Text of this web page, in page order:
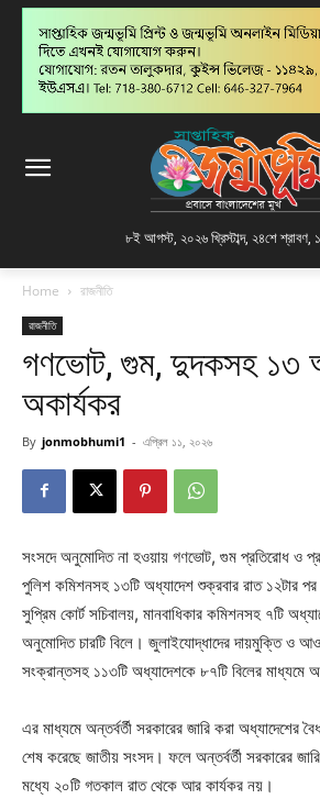
৮ই আগস্ট, ২০২৬ খ্রিস্টাব্দ, ২৪শে শ্রাবণ,
Home রাজনীতি
রাজনীতি
গণভোট, গুম, দুদকসহ ১৩
অকার্যকর
By jonmobhumi1 - এপ্রিল ১১, ২০২৬
সংসদে অনুমোদিত না হওয়ায় গণভোট, গুম প্রতিরোধ ও
পুলিশ কমিশনসহ ১৩টি অধ্যাদেশ শুক্রবার রাত ১২টার পর
সুপ্রিম কোর্ট সচিবালয়, মানবাধিকার কমিশনসহ ৭টি
অনুমোদিত চারটি বিলে। জুলাইযোদ্ধাদের দায়মুক্তি ও
সংক্রান্তসহ ১১৩টি অধ্যাদেশকে ৮৭টি বিলের মাধ্যমে
এর মাধ্যমে অন্তর্বর্তী সরকারের জারি করা অধ্যাদেশের
শেষ করেছে জাতীয় সংসদ। ফলে অন্তর্বর্তী সরকারের
মধ্যে ২০টি গতকাল রাত থেকে আর কার্যকর নয়।